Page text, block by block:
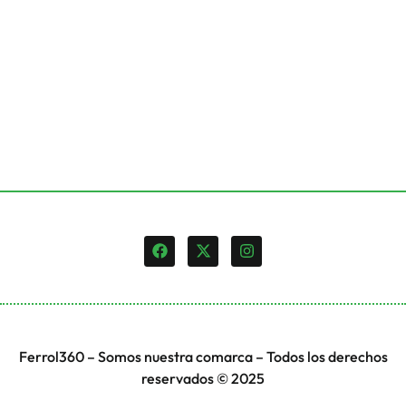
Ferrol360 – Somos nuestra comarca – Todos los derechos
reservados © 2025